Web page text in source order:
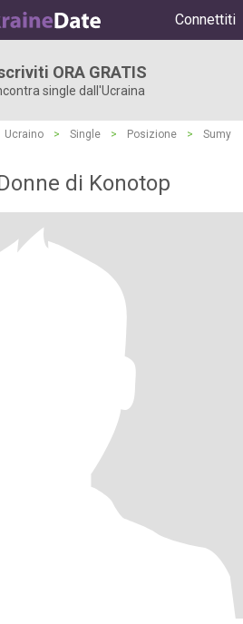
Connettiti
ORA GRATIS
single dall'Ucraina
Ucraino > Single > Posizione >
Sumy
di Konotop